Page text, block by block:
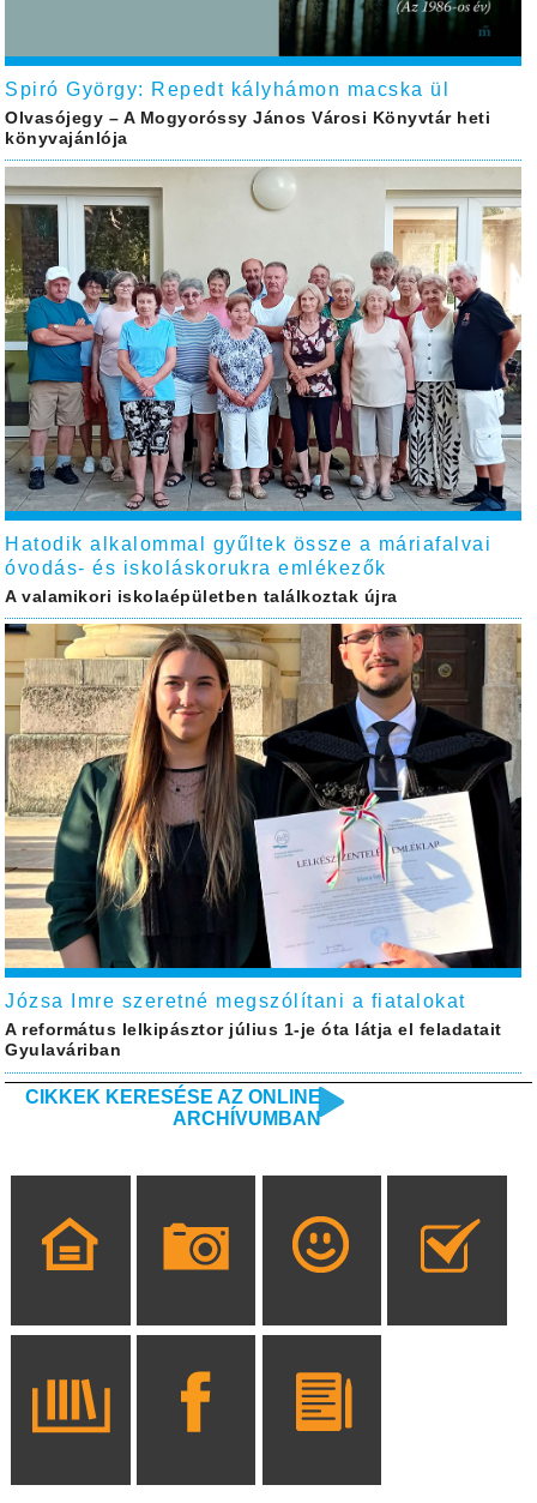
Spiró György: Repedt kályhámon macska ül
Olvasójegy – A Mogyoróssy János Városi Könyvtár heti
könyvajánlója
Hatodik alkalommal gyűltek össze a máriafalvai
óvodás- és iskoláskorukra emlékezők
A valamikori iskolaépületben találkoztak újra
Józsa Imre szeretné megszólítani a fiatalokat
A református lelkipásztor július 1-je óta látja el feladatait
Gyulaváriban
CIKKEK KERESÉSE AZ ONLINE
ARCHÍVUMBAN